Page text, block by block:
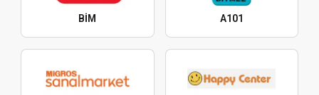
BİM A101